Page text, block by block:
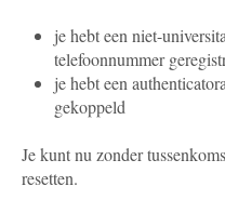
je hebt een niet-
telefoonnummer
je hebt een
gekoppeld
Je kunt nu zonder
resetten.